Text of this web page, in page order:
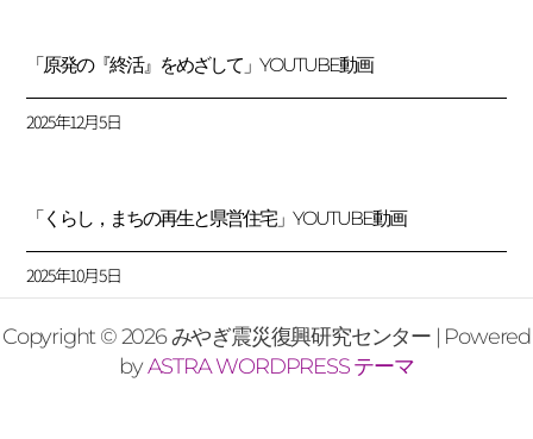
「原発の『終活』をめざして」YOUTUBE動画
2025年12月5日
「くらし，まちの再生と県営住宅」YOUTUBE動画
2025年10月5日
Copyright © 2026 みやぎ震災復興研究センター | Powered
byASTRA WORDPRESS テーマ